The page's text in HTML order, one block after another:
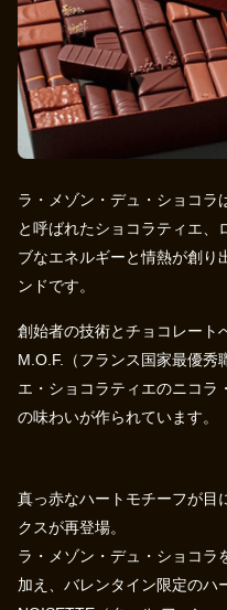
ラ・メゾン・デュ・ショコラ
と呼ばれたショコラティエ、
ブなエネルギーと情熱が創り
ンドです。
創始者の技術とチョコレート
M.O.F.（フランス国家最優秀
エ・ショコラティエのニコラ
の味わいが作られています。
真っ赤なハートモチーフが目
クスが再登場。
ラ・メゾン・デュ・ショコラ
加え、バレンタイン限定の